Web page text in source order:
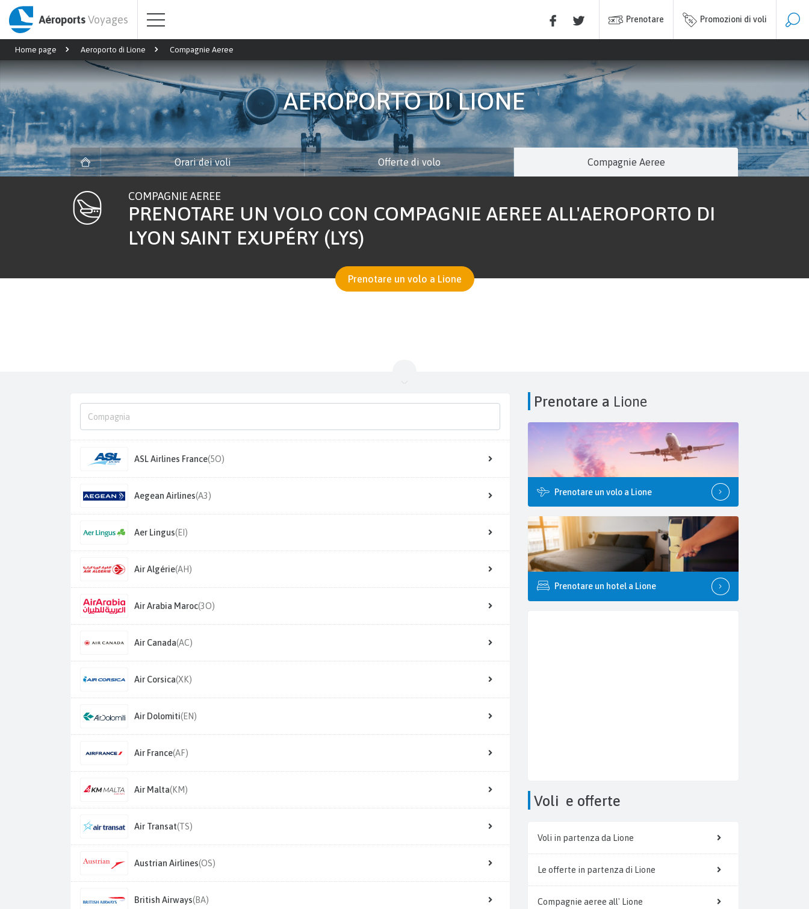
AéroportsVoyages Prenotare Promozioni di voli
Home page Aeroporto di Lione Compagnie Aeree
AEROPORTO DI LIONE
Orari dei voli Offerte di volo Compagnie Aeree
COMPAGNIE AEREE
PRENOTARE UN VOLO CON COMPAGNIE AEREE ALL'AEROPORTO DI
LYON SAINT EXUPÉRY (LYS)
Prenotare un volo a Lione
ASL Airlines France(5O)
Aegean Airlines(A3)
Aer Lingus(EI)
Air Algérie(AH)
Air Arabia Maroc(3O)
Air Canada(AC)
Air Corsica(XK)
Air Dolomiti(EN)
Air France(AF)
Air Malta(KM)
Air Transat(TS)
Austrian Airlines(OS)
British Airways(BA)
Prenotare a Lione
Prenotare un volo a Lione
Prenotare un hotel a Lione
Voli e offerte
Voli in partenza da Lione
Le offerte in partenza di Lione
Compagnie aeree all' Lione